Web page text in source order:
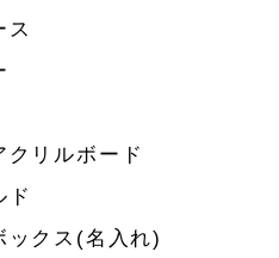
ス
クリルボード
ド
ックス(名入れ)